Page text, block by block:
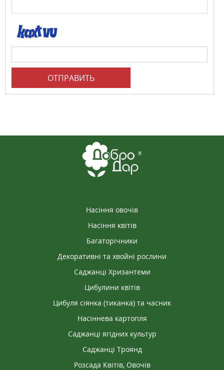
ОТПРАВИТЬ
Насіння овочів
Насіння квітів
Багаторічники
Декоративні та хвойні рослини
Саджанці Хризантеми
Цибулини квітів
Цибуля сіянка (тиканка) та часник
Насіннева картопля
Саджанці ягідних культур
Саджанці Троянд
Розсада Квітів, Овочів